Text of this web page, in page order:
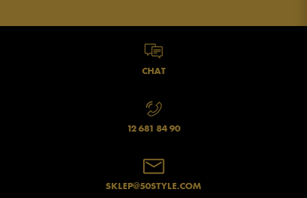
CHAT
12 681 84 90
SKLEP@50STYLE.COM